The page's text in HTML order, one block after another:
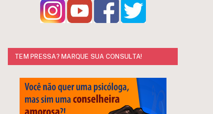
TEM PRESSA? MARQUE SUA CONSULTA!